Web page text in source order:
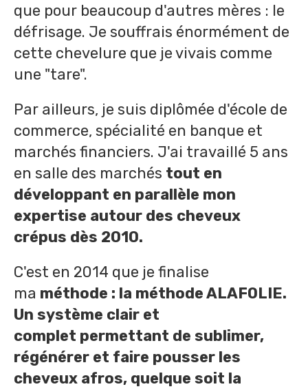
que pour beaucoup d'autres mères : le
défrisage. Je souffrais énormément de
cette chevelure que je vivais comme
une "tare".
Par ailleurs, je suis diplômée d'école de
commerce, spécialité en banque et
marchés financiers. J'ai travaillé 5 ans
en salle des marchés tout en
développant en parallèle mon
expertise autour des cheveux
crépus dès 2010.
C'est en 2014 que je finalise
ma méthode : la méthode ALAFOLIE.
Un système clair et
complet permettant de sublimer,
régénérer et faire pousser les
cheveux afros, quelque soit la